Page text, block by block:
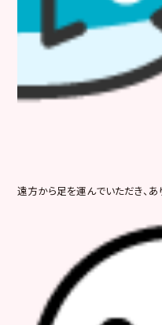
遠方から足を運んでいただき、